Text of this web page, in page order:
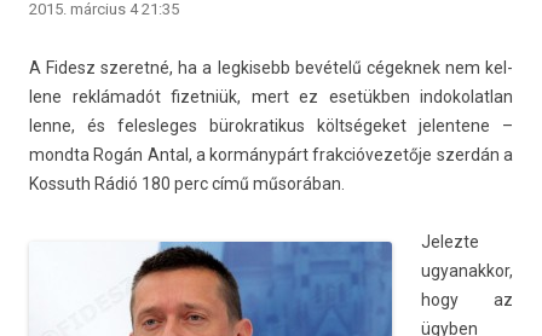
2015. március 4 21:35
A Fidesz szeretné, ha a leg­kisebb bevételű cégek­nek nem kel­
lene reklámadót fizet­niük, mert ez esetükben in­dokolat­lan
lenne, és feles­leges bürok­ratikus költségeket jelen­tene –
mondta Rogán Antal, a kormánypárt frak­cióvezetője szerdán a
Kos­suth Rádió 180 perc című műsorában.
Jelez­te
ugyanak­kor,
hogy az
ügyben